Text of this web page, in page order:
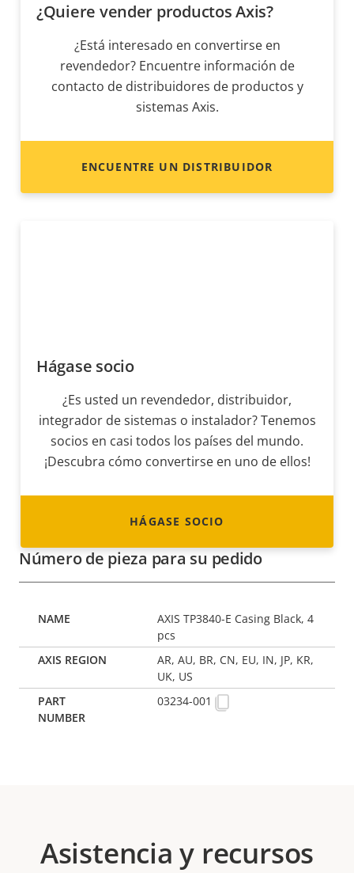
¿Quiere vender productos Axis?
¿Está interesado en convertirse en
revendedor? Encuentre información de
contacto de distribuidores de productos y
sistemas Axis.
ENCUENTRE UN DISTRIBUIDOR
Hágase socio
¿Es usted un revendedor, distribuidor,
integrador de sistemas o instalador? Tenemos
socios en casi todos los países del mundo.
¡Descubra cómo convertirse en uno de ellos!
HÁGASE SOCIO
Número de pieza para su pedido
AXIS TP3840-E Casing Black, 4
pcs
AR, AU, BR, CN, EU, IN, JP, KR,
UK, US
03234-001
Asistencia y recursos